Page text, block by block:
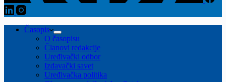
Časopis
O časopisu
Članovi redakcije
Uređivački odbor
Izdavački savet
Uređivačka politika